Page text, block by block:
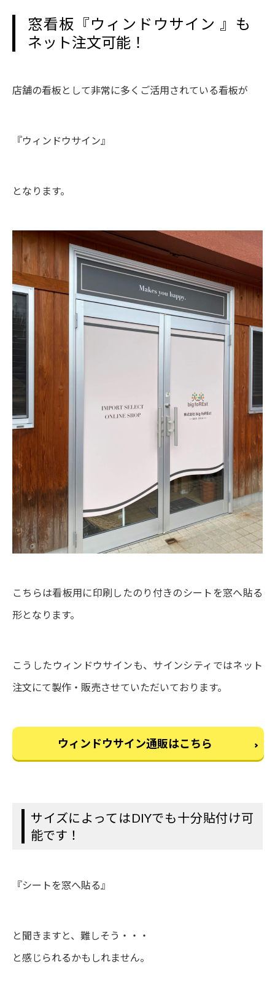
窓看板『ウィンドウサイン 』も
ネット注文可能！
店舗の看板として非常に多くご活用されている看板が
『ウィンドウサイン』
となります。
こちらは看板用に印刷したのり付きのシートを窓へ貼る
形となります。
こうしたウィンドウサインも、サインシティではネット
注文にて製作・販売させていただいております。
ウィンドウサイン通販はこちら
サイズによってはDIYでも十分貼付け可
能です！
『シートを窓へ貼る』
と聞きますと、難しそう・・・
と感じられるかもしれません。